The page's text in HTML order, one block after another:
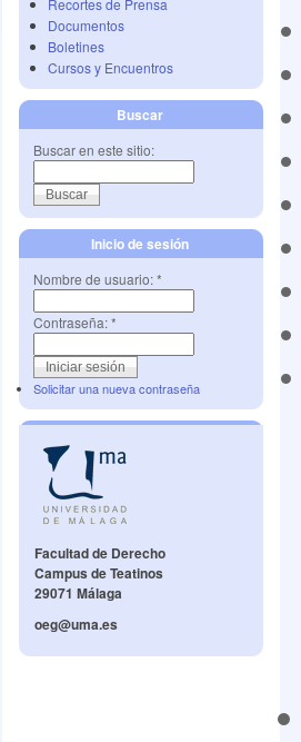
Recortes de Prensa
Documentos
Boletines
Cursos y Encuentros
Buscar
Buscar en este sitio:
Inicio de sesión
Nombre de usuario:*
Contraseña:*
Solicitar una nueva contraseña
Facultad de Derecho
Campus de Teatinos
29071 Málaga
oeg@uma.es